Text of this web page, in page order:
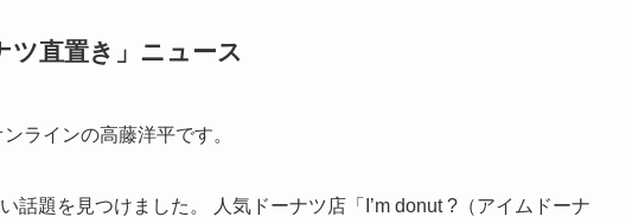
ツ直置き」ニュース
ラインの高藤洋平です。
話題を見つけました。 人気ドーナツ店「I’m donut ?（アイムドーナ